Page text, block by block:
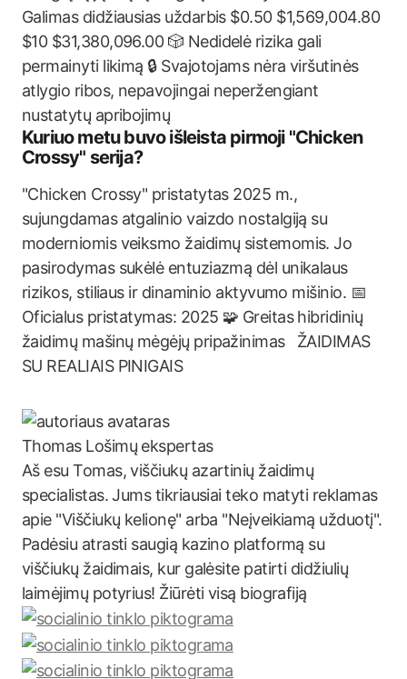
Galimas didžiausias uždarbis $0.50 $1,569,004.80
$10 $31,380,096.00 🎲 Nedidelė rizika gali
permainyti likimą 🔒 Svajotojams nėra viršutinės
atlygio ribos, nepavojingai neperžengiant
nustatytų apribojimų
Kuriuo metu buvo išleista pirmoji "Chicken
Crossy" serija?
"Chicken Crossy" pristatytas 2025 m.,
sujungdamas atgalinio vaizdo nostalgiją su
moderniomis veiksmo žaidimų sistemomis. Jo
pasirodymas sukėlė entuziazmą dėl unikalaus
rizikos, stiliaus ir dinaminio aktyvumo mišinio. 📅
Oficialus pristatymas: 2025 🧩 Greitas hibridinių
žaidimų mašinų mėgėjų pripažinimas ŽAIDIMAS
SU REALIAIS PINIGAIS
Thomas Lošimų ekspertas
Aš esu Tomas, viščiukų azartinių žaidimų
specialistas. Jums tikriausiai teko matyti reklamas
apie "Viščiukų kelionę" arba "Neįveikiamą užduotį".
Padėsiu atrasti saugią kazino platformą su
viščiukų žaidimais, kur galėsite patirti didžiulių
laimėjimų potyrius! Žiūrėti visą biografiją